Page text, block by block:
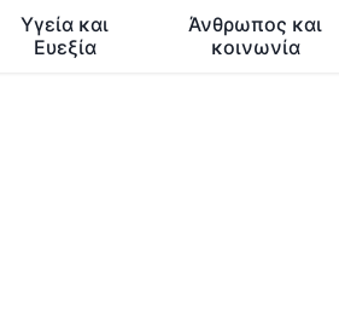
Υγεία και
Ευεξία
Άνθρωπος και
κοινωνία